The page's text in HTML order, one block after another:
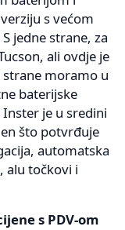
s većom
jedne strane, za
ali ovdje je
moramo u
baterijske
je u sredini
što potvrđuje
automatska
alu točkovi i
s PDV-om